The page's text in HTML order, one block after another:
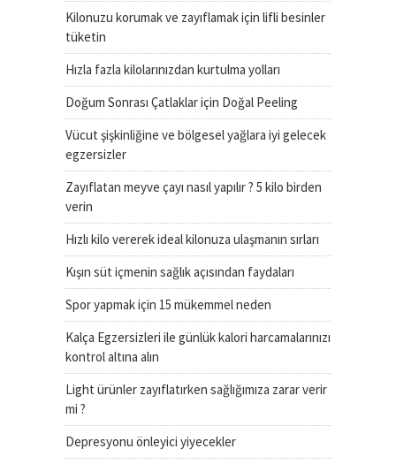
Kilonuzu korumak ve zayıflamak için lifli besinler
tüketin
Hızla fazla kilolarınızdan kurtulma yolları
Doğum Sonrası Çatlaklar için Doğal Peeling
Vücut şişkinliğine ve bölgesel yağlara iyi gelecek
egzersizler
Zayıflatan meyve çayı nasıl yapılır ? 5 kilo birden
verin
Hızlı kilo vererek ideal kilonuza ulaşmanın sırları
Kışın süt içmenin sağlık açısından faydaları
Spor yapmak için 15 mükemmel neden
Kalça Egzersizleri ile günlük kalori harcamalarınızı
kontrol altına alın
Light ürünler zayıflatırken sağlığımıza zarar verir
mi ?
Depresyonu önleyici yiyecekler